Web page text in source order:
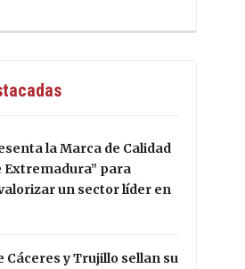
la Marca de Calidad
Extremadura” para
un sector líder en
Cáceres y Trujillo sellan su